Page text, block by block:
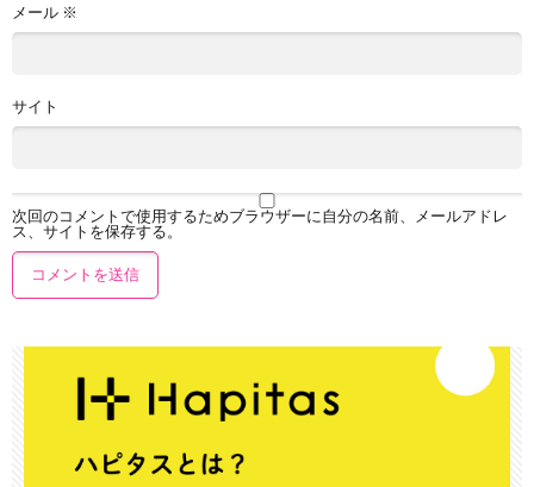
メール ※
サイト
次回のコメントで使用するためブラウザーに自分の名前、メールアドレ
ス、サイトを保存する。